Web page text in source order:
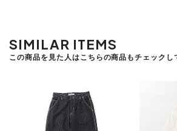
SIMILAR ITEMS
この商品を見た人はこちらの商品もチェックし